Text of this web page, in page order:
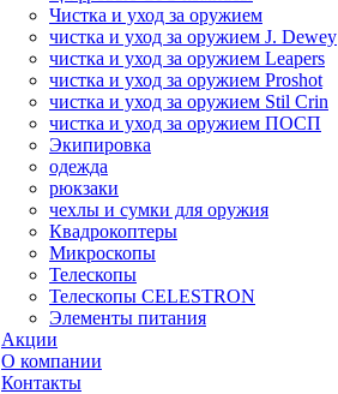
Чистка и уход за оружием
чистка и уход за оружием J. Dewey
чистка и уход за оружием Leapers
чистка и уход за оружием Proshot
чистка и уход за оружием Stil Crin
чистка и уход за оружием ПОСП
Экипировка
одежда
рюкзаки
чехлы и сумки для оружия
Квадрокоптеры
Микроскопы
Телескопы
Телескопы CELESTRON
Элементы питания
Акции
О компании
Контакты